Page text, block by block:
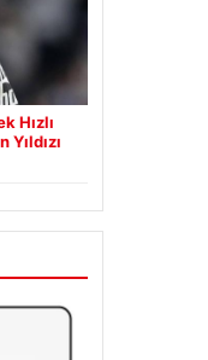
Hızlı